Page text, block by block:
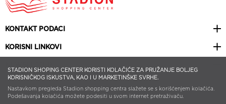
STADION SHOPING CENTER KORISTI KOLAČIĆE ZA PRUŽANJE BOLJEG
KORISNIČKOG ISKUSTVA, KAO I U MARKETINŠKE SVRHE.
Nastavkom pregleda Stadion shopping centra slažete se s korišćenjem kolačića.
Podešavanja kolačića možete podesiti u svom internet pretraživaču.
KONTAKT PODACI
KORISNI LINKOVI
© 2026 STADION SHOPPING CENTER | ALL RIGHTS RESERVED | WEB
DESIGN BYSMART WEB